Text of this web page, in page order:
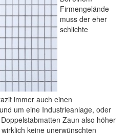
Firmengelände
muss der eher
schlichte
immer auch einen
um eine Industrieanlage, oder
Zaun also höher
keine unerwünschten